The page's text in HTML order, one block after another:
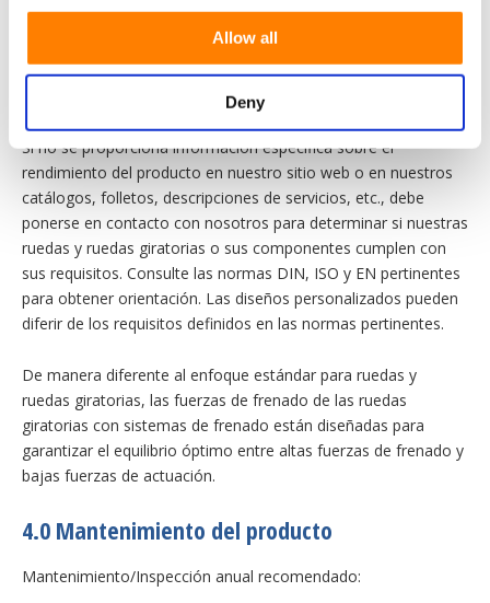
Allow all
Deny
daños en la función de bloqueo.
3.0 Rendimiento del producto
Si no se proporciona información específica sobre el
rendimiento del producto en nuestro sitio web o en nuestros
catálogos, folletos, descripciones de servicios, etc., debe
ponerse en contacto con nosotros para determinar si nuestras
ruedas y ruedas giratorias o sus componentes cumplen con
sus requisitos. Consulte las normas DIN, ISO y EN pertinentes
para obtener orientación. Las diseños personalizados pueden
diferir de los requisitos definidos en las normas pertinentes.
De manera diferente al enfoque estándar para ruedas y
ruedas giratorias, las fuerzas de frenado de las ruedas
giratorias con sistemas de frenado están diseñadas para
garantizar el equilibrio óptimo entre altas fuerzas de frenado y
bajas fuerzas de actuación.
4.0 Mantenimiento del producto
Mantenimiento/Inspección anual recomendado: